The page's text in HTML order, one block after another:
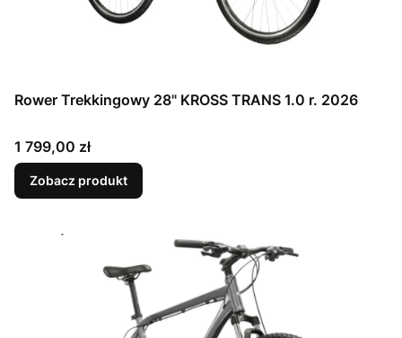
Rower Trekkingowy 28" KROSS TRANS 1.0 r. 2026
Cena
1 799,00 zł
Zobacz produkt